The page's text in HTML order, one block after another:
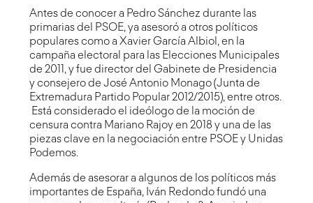
Antes de conocer a Pedro Sánchez durante las
primarias del PSOE, ya asesoró a otros políticos
populares como a Xavier García Albiol, en la
campaña electoral para las Elecciones Municipales
de 2011, y fue director del Gabinete de Presidencia
y consejero de José Antonio Monago (Junta de
Extremadura Partido Popular 2012/2015), entre otros.
Está considerado el ideólogo de la moción de
censura contra Mariano Rajoy en 2018 y una de las
piezas clave en la negociación entre PSOE y Unidas
Podemos.
Además de asesorar a algunos de los políticos más
importantes de España, Iván Redondo fundó una